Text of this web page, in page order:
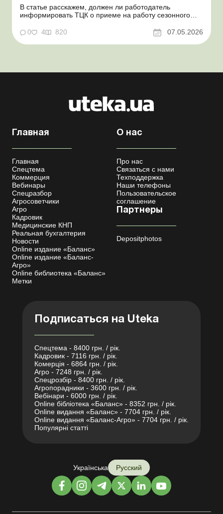
В статье расскажем, должен ли работодатель
информировать ТЦК о приеме на работу сезонного
агропредприятия принимают работников на сезонные
работы. Из-за значительных штрафных санкций за
нарушение порядка ведения воинского учета у
0 4 820 07.05.2026
Главная
Главная
Спецтема
Коммерция
Вебинары
Спецразбор
Агросоветчики
Агро
Кадровик
Медицинские КНП
Реальная бухгалтерия
Новости
Online издание «Баланс»
Online издание «Баланс-
Агро»
Online библиотека «Баланс»
Метки
О нас
Про нас
Связаться с нами
Техподдержка
Наши телефоны
Пользовательское
соглашение
Партнеры
Depositphotos
Подписаться на Uteka
Спецтема - 8400 грн. / рік.
Кадровик - 7116 грн. / рік.
Комерція - 6864 грн. / рік.
Агро - 7248 грн. / рік.
Спецрозбір - 8400 грн. / рік.
Агропорадники - 3600 грн. / рік.
Вебінари - 6000 грн. / рік.
Online бібліотека «Баланс» - 8352 грн. / рік.
Online видання «Баланс» - 7704 грн. / рік.
Online видання «Баланс-Агро» - 7704 грн. / рік.
Популярні статті
Українська Русский